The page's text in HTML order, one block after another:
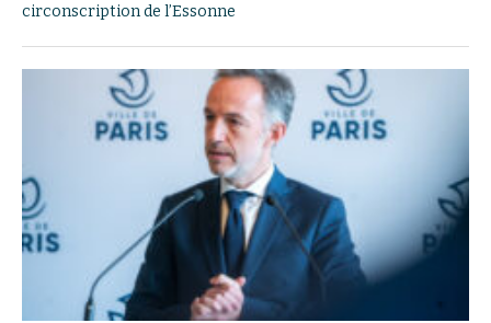
circonscription de l’Essonne